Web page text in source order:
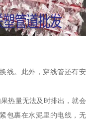
线。此外，穿线管还有安
热量无法及时排出，就会
包裹在水泥里的电线，无